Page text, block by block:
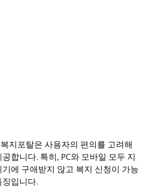
지포탈은 사용자의 편의를 고려해
합니다. 특히, PC와 모바일 모두 지
에 구애받지 않고 복지 신청이 가능
입니다.